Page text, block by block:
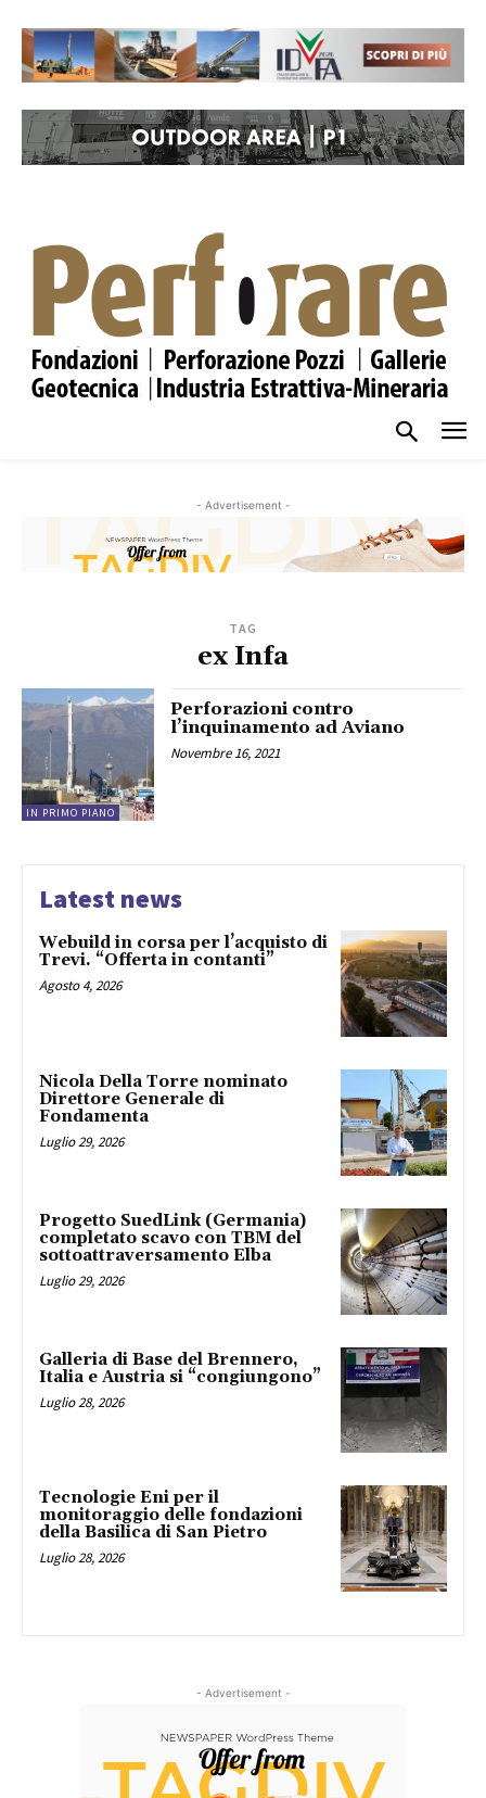
- Advertisement -
TAG
ex Infa
IN PRIMO PIANO
Perforazioni contro
l’inquinamento ad Aviano
Novembre 16, 2021
Latest news
Webuild in corsa per l’acquisto di
Trevi. “Offerta in contanti”
Agosto 4, 2026
Nicola Della Torre nominato
Direttore Generale di
Fondamenta
Luglio 29, 2026
Progetto SuedLink (Germania)
completato scavo con TBM del
sottoattraversamento Elba
Luglio 29, 2026
Galleria di Base del Brennero,
Italia e Austria si “congiungono”
Luglio 28, 2026
Tecnologie Eni per il
monitoraggio delle fondazioni
della Basilica di San Pietro
Luglio 28, 2026
- Advertisement -